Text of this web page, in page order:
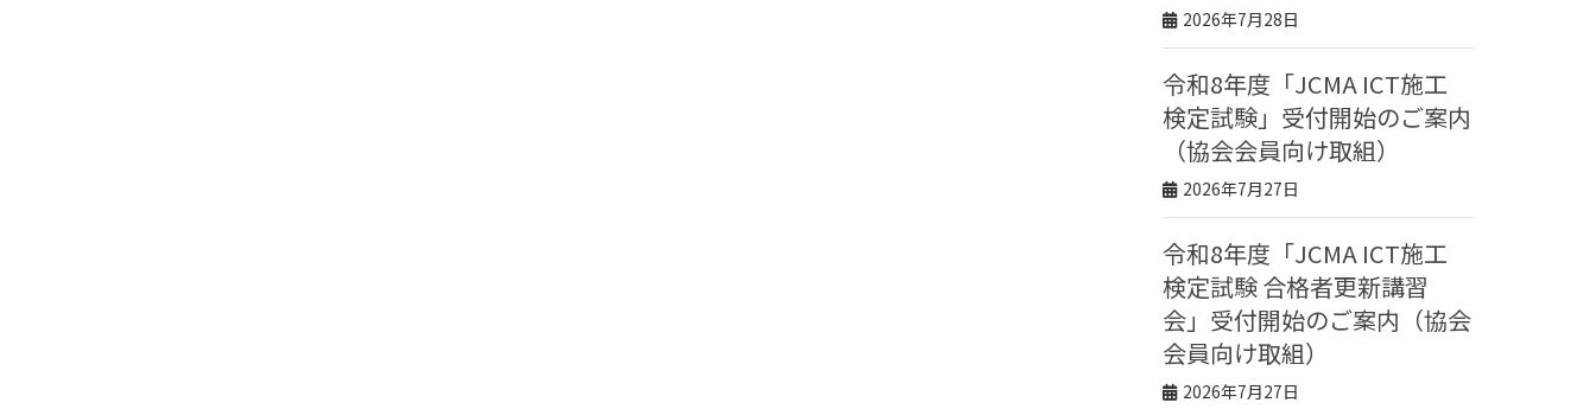
2026年7月28日
令和8年度「JCMA ICT施工
検定試験」受付開始のご案内
（協会会員向け取組）
2026年7月27日
令和8年度「JCMA ICT施工
検定試験 合格者更新講習
会」受付開始のご案内（協会
会員向け取組）
2026年7月27日